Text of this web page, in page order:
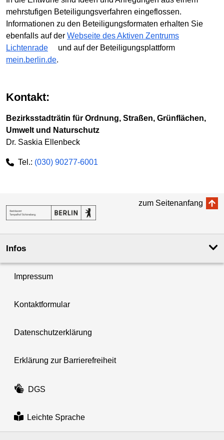
mehrstufigen Beteiligungsverfahren eingeflossen.
Informationen zu den Beteiligungsformaten erhalten Sie
ebenfalls auf der Webseite des Aktiven Zentrums
Lichtenrade
und auf der Beteiligungsplattform
mein.berlin.de.
Kontakt:
Bezirksstadträtin für Ordnung, Straßen, Grünflächen,
Umwelt und Naturschutz
Dr. Saskia Ellenbeck
Tel.: (030) 90277-6001
zum Seitenanfang
Infos
Impressum
Kontaktformular
Datenschutzerklärung
Erklärung zur Barrierefreiheit
DGS
Leichte Sprache